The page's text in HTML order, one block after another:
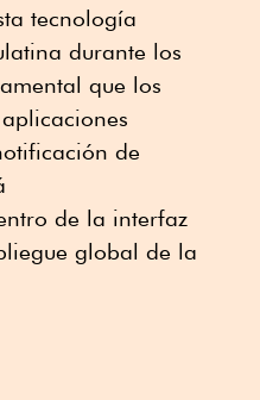
tecnología
durante los
que los
de
de la interfaz
global de la